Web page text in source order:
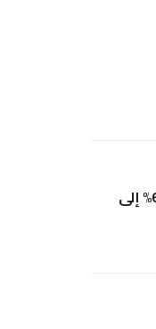
أرباح “مصر الجديدة” السنوية تتراجع 67.2% إلى